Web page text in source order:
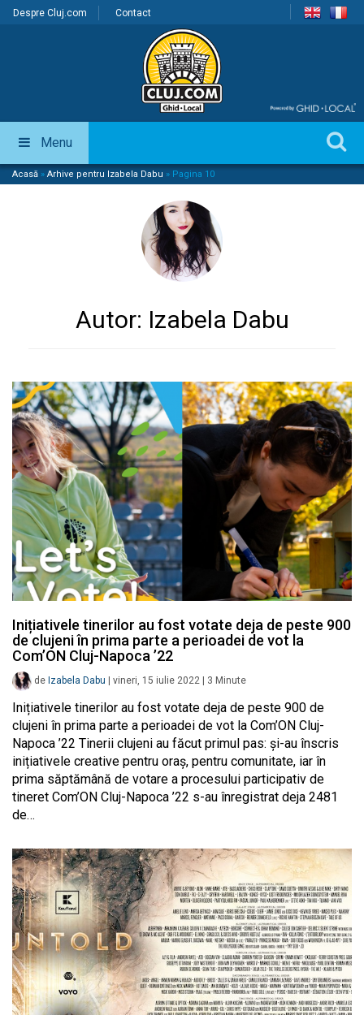
Despre Cluj.com Contact
Menu
Acasă » Arhive pentru Izabela Dabu » Pagina 10
Autor: Izabela Dabu
Inițiativele tinerilor au fost votate deja de peste 900
de clujeni în prima parte a perioadei de vot la
Com’ON Cluj-Napoca ’22
de Izabela Dabu vineri, 15 iulie 2022 3 Minute
Inițiativele tinerilor au fost votate deja de peste 900 de
clujeni în prima parte a perioadei de vot la Com’ON Cluj-
Napoca ’22 Tinerii clujeni au făcut primul pas: și-au înscris
inițiativele creative pentru oraș, pentru comunitate, iar în
prima săptămână de votare a procesului participativ de
tineret Com’ON Cluj-Napoca ’22 s-au înregistrat deja 2481
de…